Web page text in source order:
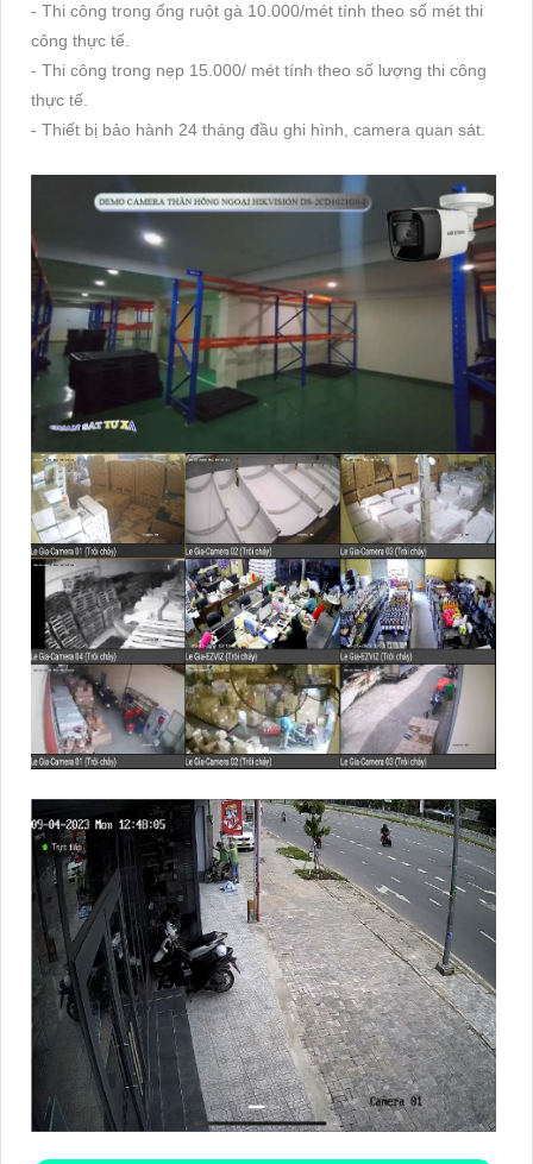
- Thi công trong ống ruột gà 10.000/mét tính theo số mét thi
công thực tế.
- Thi công trong nẹp 15.000/ mét tính theo số lượng thi công
thực tế.
- Thiết bị bảo hành 24 tháng đầu ghi hình, camera quan sát.